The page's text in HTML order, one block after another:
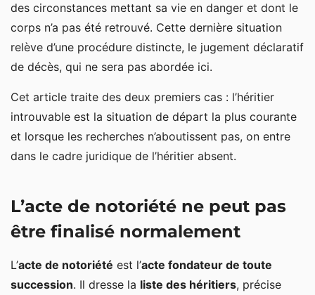
Quels documents pour la procédure de présomption
d’absence ?
Pourquoi faire appel à un avocat en droit des
successions ?
des circonstances mettant sa vie en danger et dont le
corps n’a pas été retrouvé. Cette dernière situation
relève d’une procédure distincte, le jugement déclaratif
de décès, qui ne sera pas abordée ici.
Cet article traite des deux premiers cas : l’héritier
introuvable est la situation de départ la plus courante
et lorsque les recherches n’aboutissent pas, on entre
dans le cadre juridique de l’héritier absent.
L’acte de notoriété ne peut pas
être finalisé normalement
L’acte de notoriété est l’acte fondateur de toute
succession. Il dresse la liste des héritiers, précise